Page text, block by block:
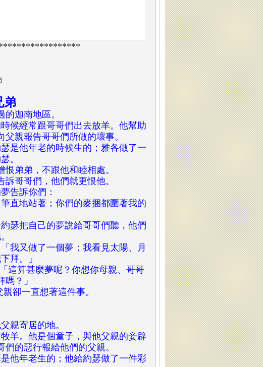
弟
迦南地區。
候經常跟哥哥們出去放羊。他幫助
親報告哥哥們所做的壞事。
是他年老的時候生的；雅各做了一
。
弟弟，不跟他和睦相處。
哥哥們，他們就更恨他。
告訴你們：
直地站著；你們的麥捆都圍著我的
瑟把自己的夢說給哥哥們聽，他們
我又做了一個夢；我看見太陽、月
拜。」
這算甚麼夢呢？你想你母親、哥哥
？」
卻一直想著這件事。
親寄居的地。
羊。他是個童子，與他父親的妾辟
的惡行報給他們的父親。
他年老生的；他給約瑟做了一件彩